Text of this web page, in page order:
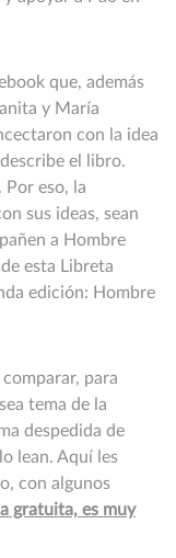
que, además
y María
con la idea
el libro.
Por eso, la
sus ideas, sean
a Hombre
esta Libreta
edición: Hombre
para
tema de la
despedida de
lean. Aquí les
con algunos
gratuita, es muy